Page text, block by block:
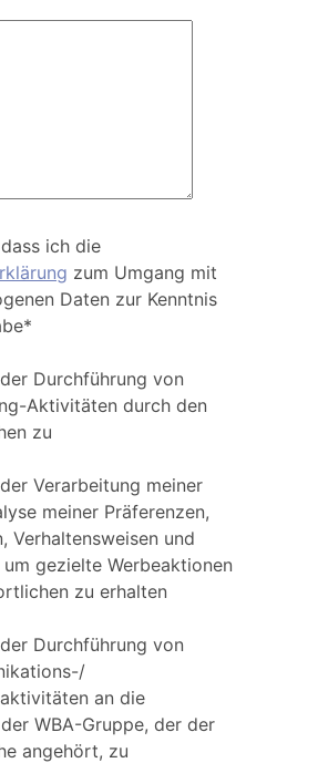
ich die
zum Umgang mit
Daten zur Kenntnis
Durchführung von
Aktivitäten durch den
zu
Verarbeitung meiner
meiner Präferenzen,
Verhaltensweisen und
um gezielte Werbeaktionen
zu erhalten
Durchführung von
an die
WBA-Gruppe, der der
angehört, zu